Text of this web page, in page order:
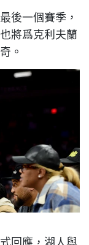
後一個賽季，
將爲克利夫蘭
。
回應，湖人與